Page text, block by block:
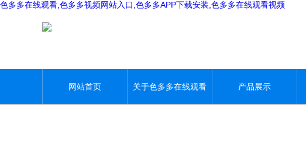
色多多在线观看,色多多视频网站入口,色多多APP下载安装,色多多在线观看视频
网站首页 关于色多多在线观看 产品展示